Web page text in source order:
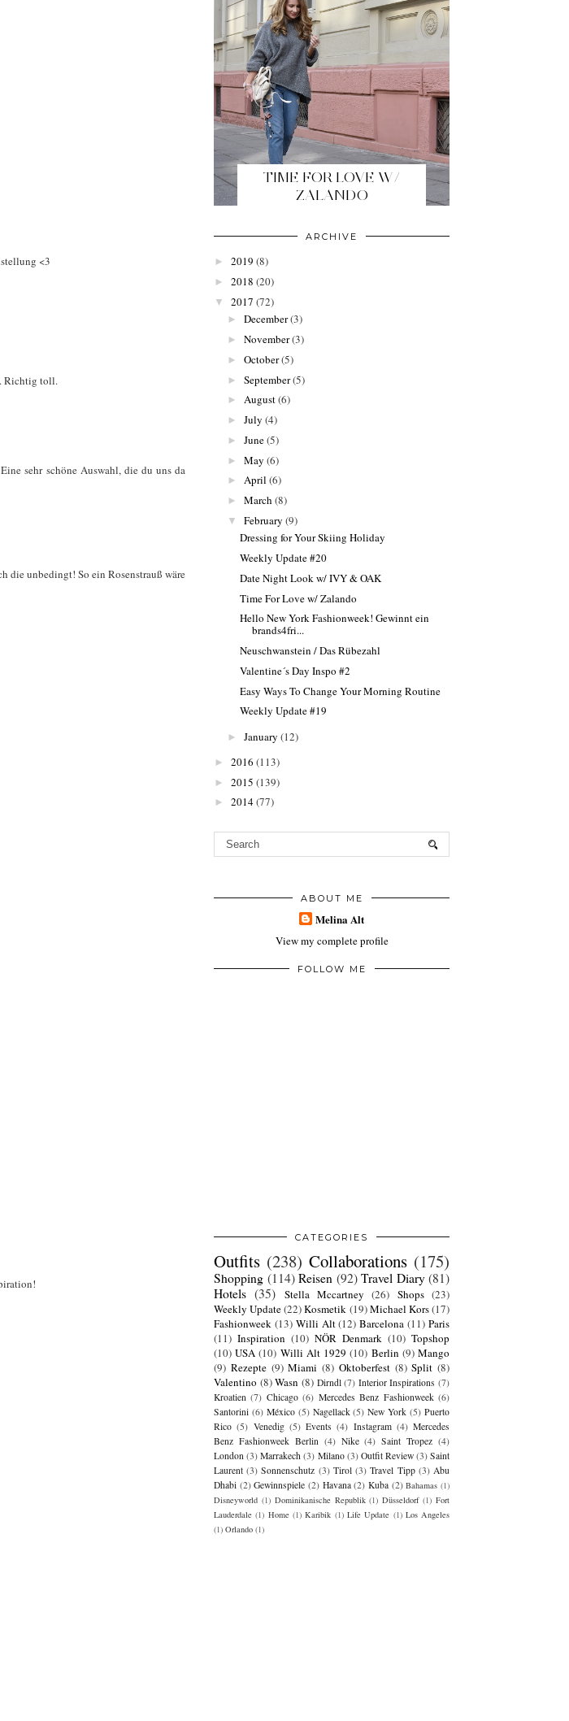
<3
Richtig toll.
sehr schöne Auswahl, die du uns da
die unbedingt! So ein Rosenstrauß wäre
TIME FOR LOVE W/
ZALANDO
ARCHIVE
► 2019 (8)
► 2018 (20)
▼ 2017 (72)
► December(3)
► November(3)
► October(5)
► September(5)
► August(6)
► July (4)
► June(5)
► May (6)
► April (6)
► March (8)
▼ February (9)
Dressing for Your Skiing Holiday
Weekly Update #20
Date Night Look w/ IVY & OAK
Time For Love w/ Zalando
Hello New York Fashionweek! Gewinnt ein
brands4fri...
Neuschwanstein / Das Rübezahl
Valentine´s Day Inspo #2
Easy Ways To Change Your Morning Routine
Weekly Update #19
► January (12)
► 2016 (113)
► 2015 (139)
► 2014(77)
ABOUT ME
Melina Alt
View my complete profile
FOLLOW ME
CATEGORIES
Outfits (238) Collaborations (175)
Shopping (114) Reisen (92) Travel Diary (81)
Hotels (35) Stella Mccartney (26) Shops (23)
Weekly Update(22)Kosmetik (19)Michael Kors(17)
Fashionweek (13) Willi Alt (12) Barcelona (11) Paris
(11) Inspiration (10) NÖR Denmark (10) Topshop
(10) USA (10) Willi Alt 1929 (10) Berlin (9) Mango
(9) Rezepte (9) Miami (8) Oktoberfest (8) Split (8)
Valentino (8) Wasn (8) Dirndl (7) Interior Inspirations (7)
Kroatien (7) Chicago (6) Mercedes Benz Fashionweek (6)
Santorini (6) México (5) Nagellack (5) New York (5) Puerto
Rico (5) Venedig (5) Events (4) Instagram (4) Mercedes
Benz Fashionweek Berlin (4) Nike (4) Saint Tropez (4)
London (3) Marrakech (3) Milano (3) Outfit Review (3) Saint
Laurent (3) Sonnenschutz (3) Tirol (3) Travel Tipp (3) Abu
Dhabi (2) Gewinnspiele (2) Havana (2) Kuba (2) Bahamas (1)
Disneyworld (1) Dominikanische Republik (1) Düsseldorf (1) Fort
Lauderdale (1) Home (1) Karibik (1) Life Update (1) Los Angeles
(1) Orlando (1)